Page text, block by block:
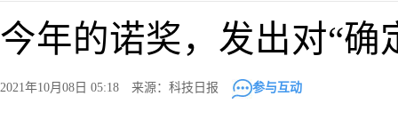
今年的诺奖，发出对“确
2021年10月08日 05:18 来源：科技日报 参与互动